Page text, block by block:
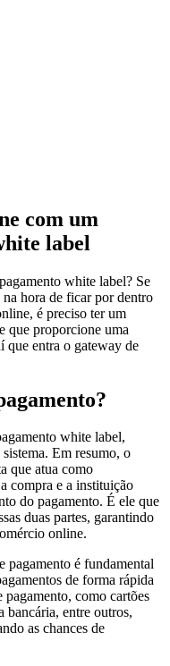
com um
label
white label? Se
na hora de ficar por dentro
é preciso ter um
que proporcione uma
que entra o gateway de
white label,
Em resumo, o
que atua como
compra e a instituição
do pagamento. É ele que
duas partes, garantindo
online.
pagamento é fundamental
de forma rápida
pagamento, como cartões
bancária, entre outros,
as chances de